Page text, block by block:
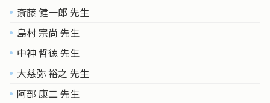
斎藤 健一郎 先生
島村 宗尚 先生
中神 哲徳 先生
大慈弥 裕之 先生
阿部 康二 先生